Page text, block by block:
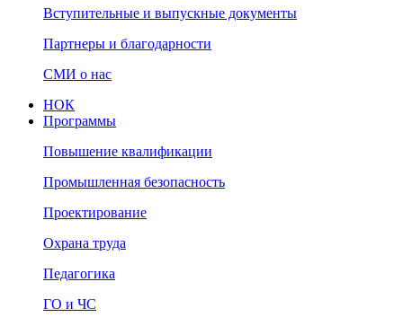
Вступительные и выпускные документы
Партнеры и благодарности
СМИ о нас
НОК
Программы
Повышение квалификации
Промышленная безопасность
Проектирование
Охрана труда
Педагогика
ГО и ЧС